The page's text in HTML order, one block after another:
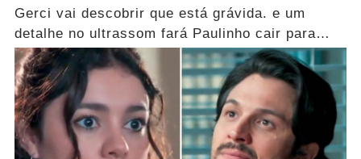
Gerci vai descobrir que está grávida. e um
detalhe no ultrassom fará Paulinho cair para
trás!